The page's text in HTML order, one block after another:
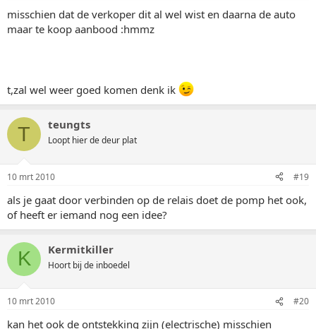
misschien dat de verkoper dit al wel wist en daarna de auto
maar te koop aanbood :hmmz
t,zal wel weer goed komen denk ik
T teungts
Loopt hier de deur plat
10 mrt 2010 #19
als je gaat door verbinden op de relais doet de pomp het ook,
of heeft er iemand nog een idee?
K Kermitkiller
Hoort bij de inboedel
10 mrt 2010 #20
kan het ook de ontstekking zijn (electrische) misschien